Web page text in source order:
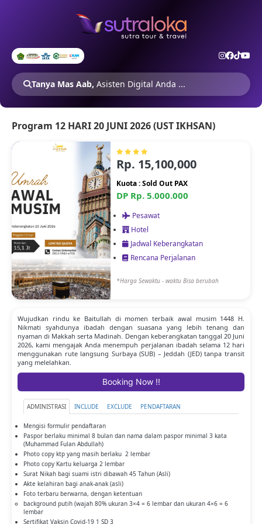
Tanya Mas Aab, Asisten Digital Anda ...
Program 12 HARI 20 JUNI 2026 (UST IKHSAN)
Rp. 15,100,000
Kuota : Sold Out PAX
DP Rp. 5.000.000
Pesawat
Hotel
Jadwal Keberangkatan
Rencana Perjalanan
*Harga Sewaktu - waktu Bisa berubah
Wujudkan rindu ke Baitullah di momen terbaik awal musim 1448 H.
Nikmati syahdunya ibadah dengan suasana yang lebih tenang dan
nyaman di Makkah serta Madinah. Dengan keberangkatan tanggal 20 Juni
2026, kami mengajak Anda menempuh perjalanan ibadah selama 12 hari
menggunakan rute langsung Surbaya (SUB) – Jeddah (JED) tanpa transit
yang melelahkan.
Booking Now !!
ADMINISTRASI INCLUDE EXCLUDE PENDAFTARAN
Mengisi formulir pendaftaran
Paspor berlaku minimal 8 bulan dan nama dalam paspor minimal 3 kata
(Muhammad Fulan Abdullah)
Photo copy ktp yang masih berlaku 2 lembar
Photo copy Kartu keluarga 2 lembar
Surat Nikah bagi suami istri dibawah 45 Tahun (Asli)
Akte kelahiran bagi anak-anak (asli)
Foto terbaru berwarna, dengan ketentuan
background putih (wajah 80% ukuran 3×4 = 6 lembar dan ukuran 4×6 = 6
lembar
Sertifikat Vaksin Covid-19 1 SD 3